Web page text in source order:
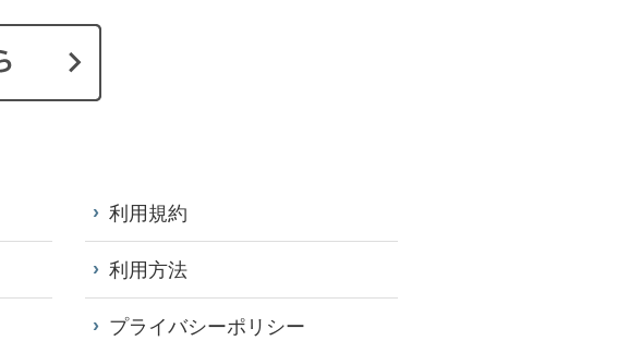
利用規約
利用方法
プライバシーポリシー